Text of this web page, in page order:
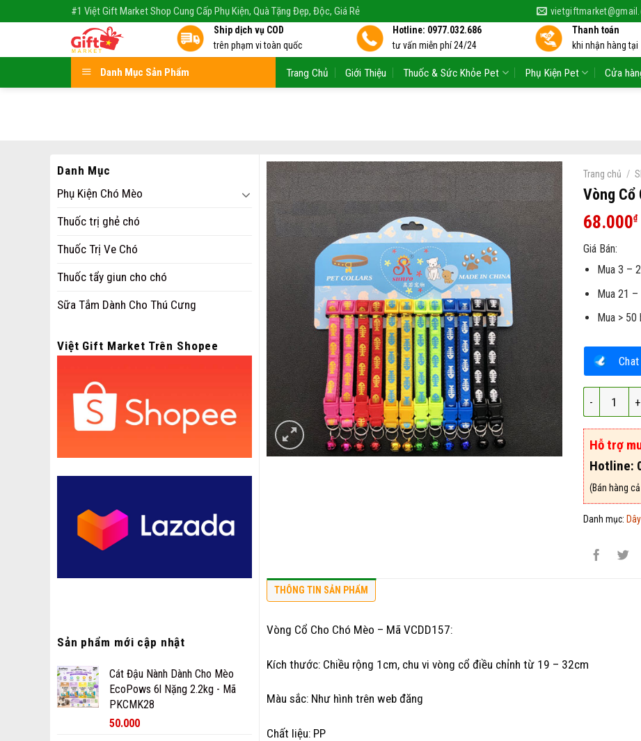
#1 Việt Gift Market Shop Cung Cấp Phụ Kiện, Quà Tặng Đẹp, Độc, Giá Rẻ
Ship dịch vụ COD
trên phạm vi toàn quốc
Hotline: 0977.032.686
tư vấn miễn phí 24/24
Thanh toán
khi nhận hàng tại
Danh Mục Sản Phẩm Trang Chủ Giới Thiệu Thuốc & Sức Khỏe Pet Phụ Kiện Pet Cửa
Danh Mục
Phụ Kiện Chó Mèo
Thuốc trị ghẻ chó
Thuốc Trị Ve Chó
Thuốc tẩy giun cho chó
Sữa Tắm Dành Cho Thú Cưng
Việt Gift Market Trên Shopee
Sản phẩm mới cập nhật
Cát Đậu Nành Dành Cho Mèo
EcoPows 6l Nặng 2.2kg - Mã
PKCMK28
50.000
Trang chủ /
Vòng Cổ
68.000₫
Giá Bán:
Mua 3 –
Mua 21
Mua >
Vòng Cổ
Hỗ trợ
Hotline:
(Bán hàng
Danh mục:
THÔNG TIN SẢN PHẨM
Vòng Cổ Cho Chó Mèo – Mã VCDD157:
Kích thước: Chiều rộng 1cm, chu vi vòng cổ điều chỉnh từ 19 – 32cm
Màu sắc: Như hình trên web đăng
Chất liệu: PP